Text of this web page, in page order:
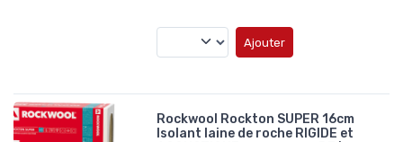
Ajouter
Rockwool Rockton SUPER 16cm
Isolant laine de roche RIGIDE et